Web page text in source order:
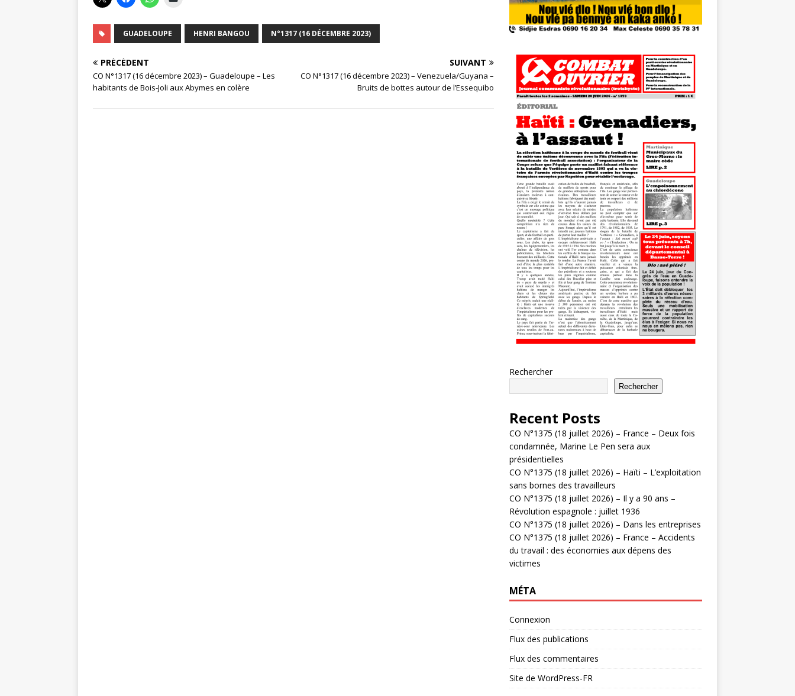
GUADELOUPE HENRI BANGOU N°1317 (16 DÉCEMBRE 2023)
PRÉCÉDENT
CO N°1317 (16 décembre 2023) – Guadeloupe – Les
habitants de Bois-Joli aux Abymes en colère
SUIVANT
CO N°1317 (16 décembre 2023) – Venezuela/Guyana –
Bruits de bottes autour de l’Essequibo
Rechercher
Rechercher
Recent Posts
CO N°1375 (18 juillet 2026) – France – Deux fois
condamnée, Marine Le Pen sera aux
présidentielles
CO N°1375 (18 juillet 2026) – Haïti – L’exploitation
sans bornes des travailleurs
CO N°1375 (18 juillet 2026) – Il y a 90 ans –
Révolution espagnole : juillet 1936
CO N°1375 (18 juillet 2026) – Dans les entreprises
CO N°1375 (18 juillet 2026) – France – Accidents
du travail : des économies aux dépens des
victimes
MÉTA
Connexion
Flux des publications
Flux des commentaires
Site de WordPress-FR